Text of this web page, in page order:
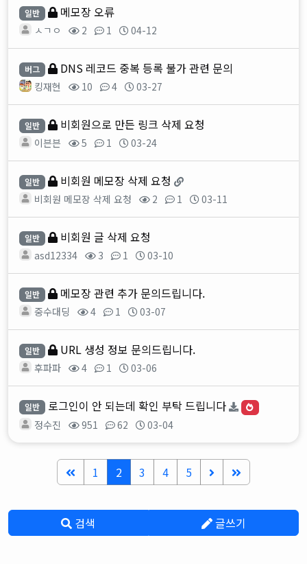
일반 메모장 오류
ㅅㄱㅇ 2 1 04-12
버그 DNS 레코드 중복 등록 불가 관련 문의
킹재현 10 4 03-27
일반 비회원으로 만든 링크 삭제 요청
이븐븐 5 1 03-24
일반 비회원 메모장 삭제 요청
비회원 메모장 삭제 요청 2 1 03-11
일반 비회원 글 삭제 요청
asd12334 3 1 03-10
일반 메모장 관련 추가 문의드립니다.
중수대딩 4 1 03-07
일반 URL 생성 정보 문의드립니다.
후파파 4 1 03-06
일반 로그인이 안 되는데 확인 부탁 드립니다
정수진 951 62 03-04
1 2 3 4 5
검색 글쓰기